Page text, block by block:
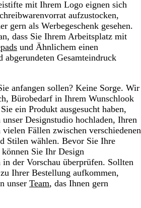
mit Ihrem Logo eignen sich
aufzustocken,
gern als Werbegeschenk gesehen.
dass Sie Ihrem Arbeitsplatz mit
und Ähnlichem einen
abgerundeten Gesamteindruck
anfangen sollen? Keine Sorge. Wir
Bürobedarf in Ihrem Wunschlook
ein Produkt ausgesucht haben,
Designstudio hochladen, Ihren
Fällen zwischen verschiedenen
Stilen wählen. Bevor Sie Ihre
Sie Ihr Design
der Vorschau überprüfen. Sollten
Ihrer Bestellung aufkommen,
unser Team, das Ihnen gern